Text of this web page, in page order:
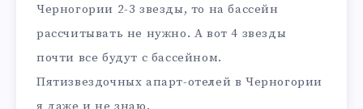
Черногории 2-3 звезды, то на бассейн
рассчитывать не нужно. А вот 4 звезды
почти все будут с бассейном.
Пятизвездочных апарт-отелей в Черногории